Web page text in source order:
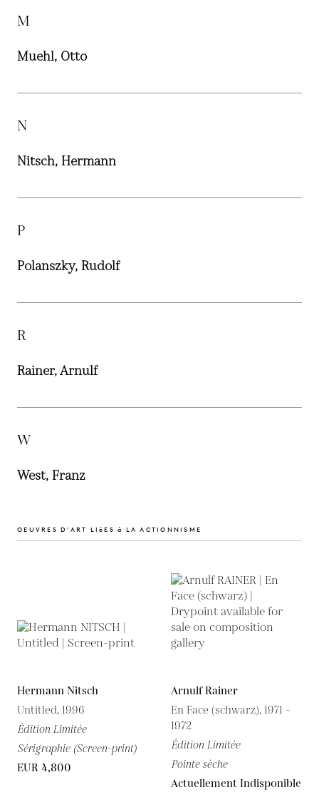
M
Muehl, Otto
N
Nitsch, Hermann
P
Polanszky, Rudolf
R
Rainer, Arnulf
W
West, Franz
OEUVRES D’ART LIéES à LA ACTIONNISME
Hermann Nitsch
Untitled, 1996
Édition Limitée
Sérigraphie (Screen-print)
EUR 4,800
Arnulf Rainer
En Face (schwarz), 1971 -
1972
Édition Limitée
Pointe sèche
Actuellement Indisponible